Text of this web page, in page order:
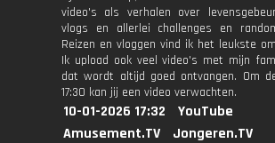
video's als verhalen over
vlogs en allerlei challenges en
Reizen en vloggen vind ik het leukste
Ik upload ook veel video's met mijn
dat wordt altijd goed ontvangen. Om
17:30 kan jij een video verwachten.
10-01-2026 17:32
YouTube
Amusement.TV
Jongeren.TV